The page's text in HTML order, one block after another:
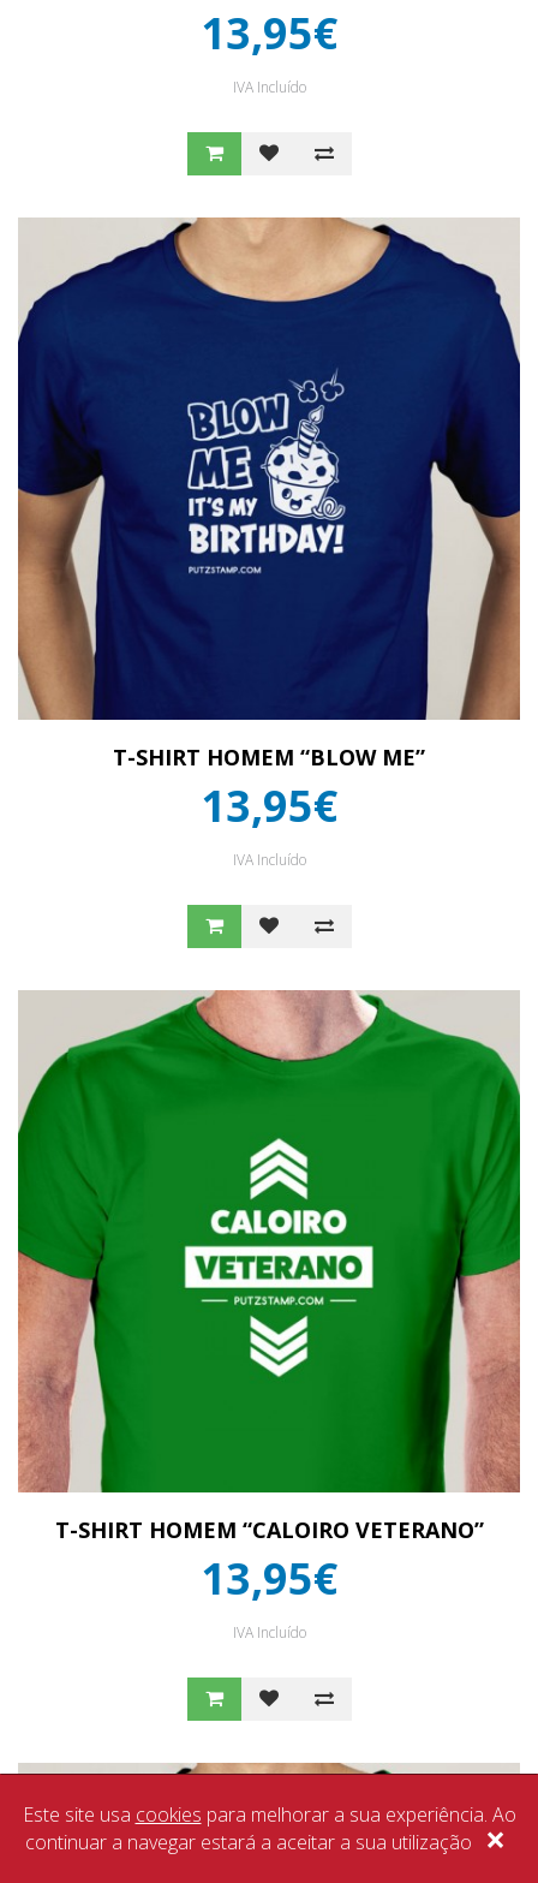
13,95€
IVA Incluído
T-SHIRT HOMEM “BLOW ME”
13,95€
IVA Incluído
T-SHIRT HOMEM “CALOIRO VETERANO”
13,95€
IVA Incluído
Este site usa cookies para melhorar a sua experiência. Ao
continuar a navegar estará a aceitar a sua utilização ×